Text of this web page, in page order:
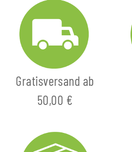
Gratisversand ab
50,00 €